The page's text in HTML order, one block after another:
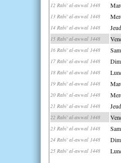
12 Rabi' al-awwal 1448
13 Rabi' al-awwal 1448
14 Rabi' al-awwal 1448
15 Rabi' al-awwal 1448
16 Rabi' al-awwal 1448
17 Rabi' al-awwal 1448
18 Rabi' al-awwal 1448
19 Rabi' al-awwal 1448
20 Rabi' al-awwal 1448
21 Rabi' al-awwal 1448
22 Rabi' al-awwal 1448
23 Rabi' al-awwal 1448
24 Rabi' al-awwal 1448
25 Rabi' al-awwal 1448